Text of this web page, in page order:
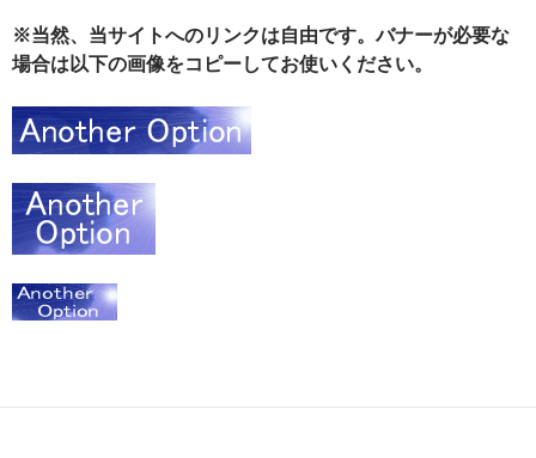
※当然、当サイトへのリンクは自由です。バナーが必要な
場合は以下の画像をコピーしてお使いください。